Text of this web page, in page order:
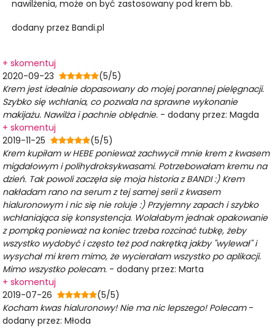
nawilżenia, może on być zastosowany pod krem bb.
dodany przez Bandi.pl
+ skomentuj
2020-09-23
(5/5)
Krem jest idealnie dopasowany do mojej porannej pielęgnacji.
Szybko się wchłania, co pozwala na sprawne wykonanie
makijażu. Nawilża i pachnie obłędnie. - dodany przez: Magda
+ skomentuj
2019-11-25
(5/5)
Krem kupiłam w HEBE ponieważ zachwycił mnie krem z kwasem
migdałowym i polihydroksykwasami. Potrzebowałam kremu na
dzień. Tak powoli zaczęła się moja historia z BANDI :) Krem
nakładam rano na serum z tej samej serii z kwasem
hialuronowym i nic się nie roluje :) Przyjemny zapach i szybko
wchłaniająca się konsystencja. Wolałabym jednak opakowanie
z pompką ponieważ na koniec trzeba rozcinać tubkę, żeby
wszystko wydobyć i często też pod nakrętką jakby "wylewał" i
wysychał mi krem mimo, że wycierałam wszystko po aplikacji.
Mimo wszystko polecam. - dodany przez: Marta
+ skomentuj
2019-07-26
(5/5)
Kocham kwas hialuronowy! Nie ma nic lepszego! Polecam-
dodany przez: Młoda